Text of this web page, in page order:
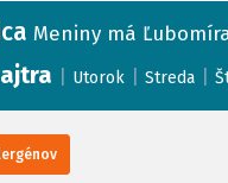
Meniny má
Utorok Streda